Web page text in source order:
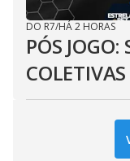
DO R7/HÁ 2 HORAS
PÓS